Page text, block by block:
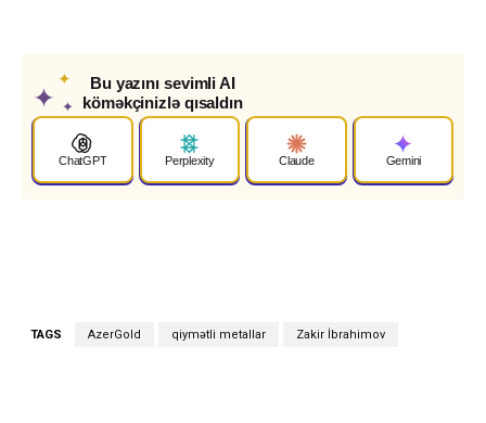
✦
✦
✦
Bu yazını sevimli AI
köməkçinizlə qısaldın
ChatGPT Perplexity Claude Gemini
TAGS AzerGold qiymətli metallar Zakir İbrahimov